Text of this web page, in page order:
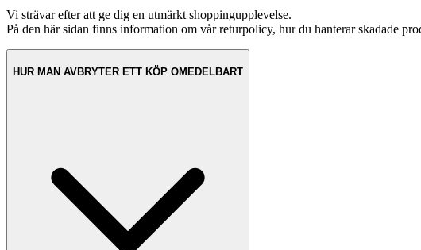
Vi strävar efter att ge dig en utmärkt shoppingupplevelse.
På den här sidan finns information om vår returpolicy, hur du hanterar skadade
HUR MAN AVBRYTER ETT KÖP OMEDELBART